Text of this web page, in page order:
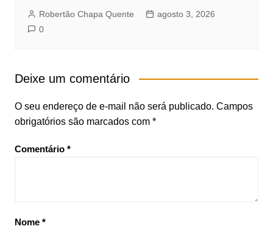
Robertão Chapa Quente
agosto 3, 2026
0
Deixe um comentário
O seu endereço de e-mail não será publicado. Campos
obrigatórios são marcados com *
Comentário *
Nome *